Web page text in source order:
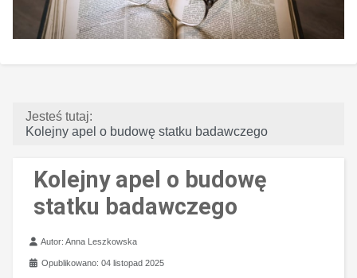
Jesteś tutaj:
Kolejny apel o budowę statku badawczego
Kolejny apel o budowę
statku badawczego
Szczegóły
Autor:Anna Leszkowska
Opublikowano: 04 listopad 2025